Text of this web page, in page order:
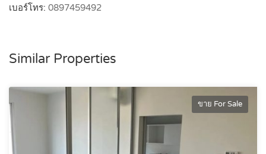
เบอร์โทร: 0897459492
Similar Properties
ขาย For Sale